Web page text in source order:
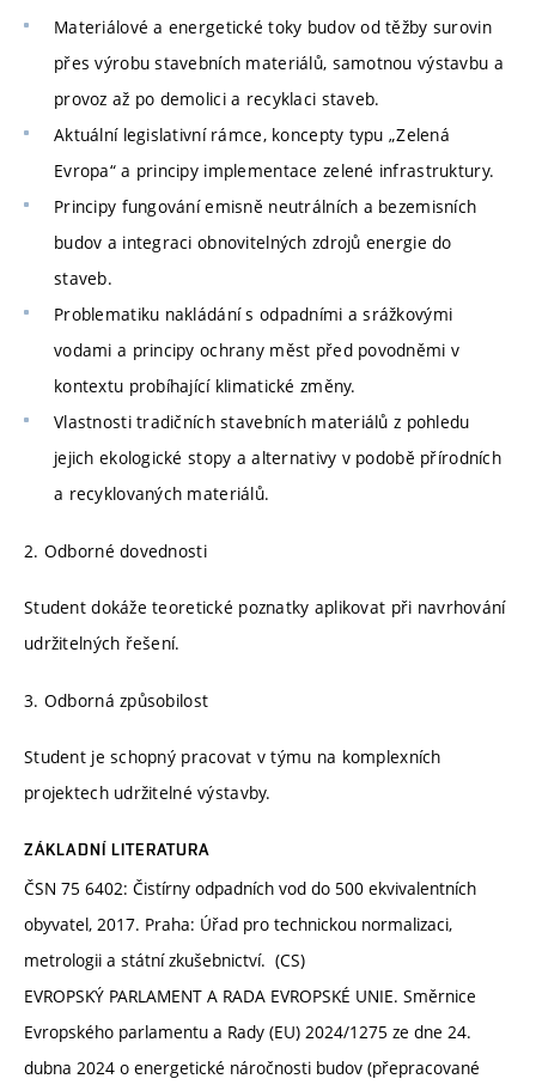
Materiálové a energetické toky budov od těžby surovin
přes výrobu stavebních materiálů, samotnou výstavbu a
provoz až po demolici a recyklaci staveb.
Aktuální legislativní rámce, koncepty typu „Zelená
Evropa“ a principy implementace zelené infrastruktury.
Principy fungování emisně neutrálních a bezemisních
budov a integraci obnovitelných zdrojů energie do
staveb.
Problematiku nakládání s odpadními a srážkovými
vodami a principy ochrany měst před povodněmi v
kontextu probíhající klimatické změny.
Vlastnosti tradičních stavebních materiálů z pohledu
jejich ekologické stopy a alternativy v podobě přírodních
a recyklovaných materiálů.
2. Odborné dovednosti
Student dokáže teoretické poznatky aplikovat při navrhování
udržitelných řešení.
3. Odborná způsobilost
Student je schopný pracovat v týmu na komplexních
projektech udržitelné výstavby.
ZÁKLADNÍ LITERATURA
ČSN 75 6402: Čistírny odpadních vod do 500 ekvivalentních
obyvatel, 2017. Praha: Úřad pro technickou normalizaci,
metrologii a státní zkušebnictví. (CS)
EVROPSKÝ PARLAMENT A RADA EVROPSKÉ UNIE. Směrnice
Evropského parlamentu a Rady (EU) 2024/1275 ze dne 24.
dubna 2024 o energetické náročnosti budov (přepracované